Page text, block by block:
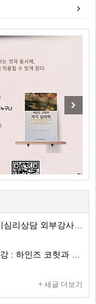
[채용] 2026. 청청마음건강센터 놀이심리상담 외부강사 1차 공개채용 공고
강혜정 교수 26년 전반기 줌강좌 개강 : 하인즈 코헛과 자기심리학
+ 새글 더보기